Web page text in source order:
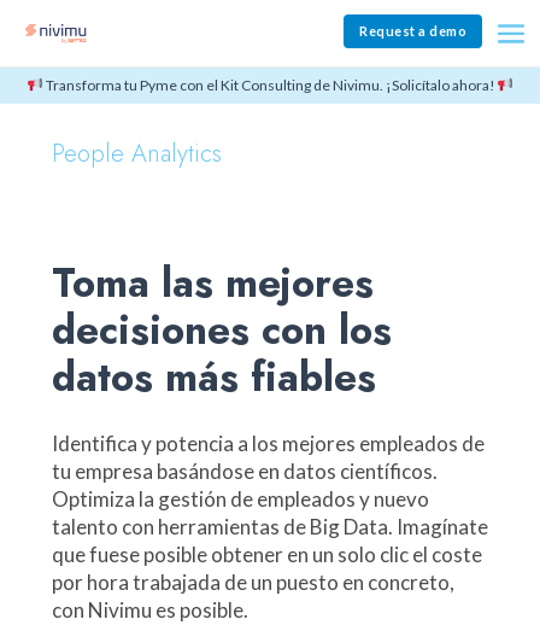
Request a demo
Transforma tu Pyme con el Kit Consulting de Nivimu. ¡Solicítalo ahora!
People Analytics
Toma las mejores
decisiones con los
datos más fiables
Identifica y potencia a los mejores empleados de
tu empresa basándose en datos científicos.
Optimiza la gestión de empleados y nuevo
talento con herramientas de Big Data. Imagínate
que fuese posible obtener en un solo clic el coste
por hora trabajada de un puesto en concreto,
con Nivimu es posible.